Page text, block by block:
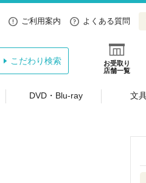
ご利用案内 よくある質問
お受取り
店舗一覧
こだわり検索
DVD・Blu-ray 文